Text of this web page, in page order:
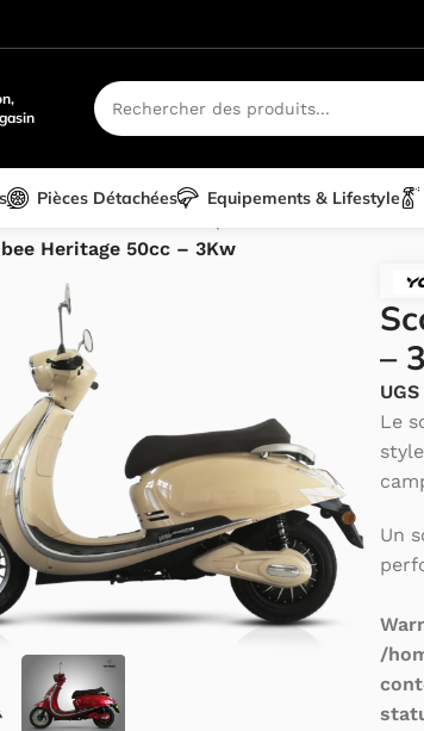
Pièces Détachées Equipements & Lifestyle
Heritage 50cc – 3Kw
pour agrandir.
–
UGS
Le
Un
/